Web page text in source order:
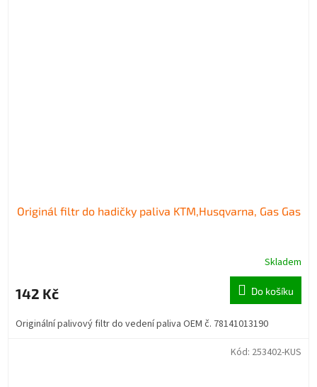
Originál filtr do hadičky paliva KTM,Husqvarna, Gas Gas
Skladem
142 Kč Do košíku
Originální palivový filtr do vedení paliva OEM č. 78141013190
Kód: 253402-KUS